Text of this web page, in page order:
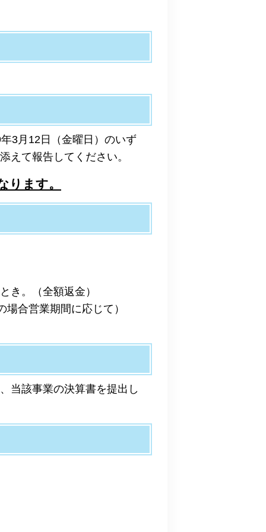
3月12日（金曜日）のいず
えて報告してください。
ります。
き。（全額返金）
合営業期間に応じて）
当該事業の決算書を提出し